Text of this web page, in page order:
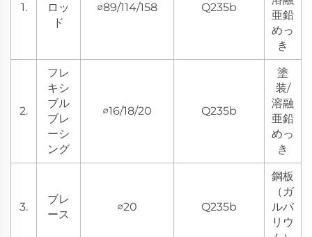
1.
ロッ
ド
∅89/114/158 Q235b
亜鉛
めっ
き
2.
フレ
キシ
ブル
ブレ
ーシ
ング
∅16/18/20 Q235b
塗
装/
溶融
亜鉛
めっ
き
3.
ブレ
ース
∅20 Q235b
鋼板
（ガ
ルバ
リウ